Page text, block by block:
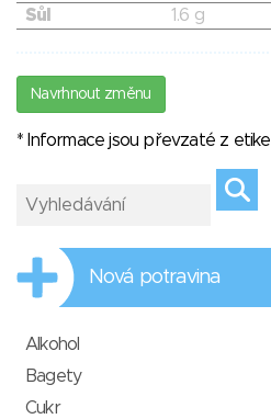
Sůl
1.6 g
Navrhnout změnu
* Informace jsou převzaté z
Nová potravina
Alkohol
Bagety
Cukr